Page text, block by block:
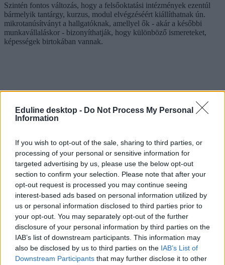
Eduline desktop - Do Not Process My Personal
Information
If you wish to opt-out of the sale, sharing to third parties, or
processing of your personal or sensitive information for
targeted advertising by us, please use the below opt-out
section to confirm your selection. Please note that after your
opt-out request is processed you may continue seeing
interest-based ads based on personal information utilized by
us or personal information disclosed to third parties prior to
your opt-out. You may separately opt-out of the further
disclosure of your personal information by third parties on the
IAB’s list of downstream participants. This information may
also be disclosed by us to third parties on the IAB’s List of
Downstream Participants that may further disclose it to other
Szintén fontos változás, hogy a felsőoktatási intézmények ezentúl
bármelyik tantárgy, kurzus, modul elvégzéséért kiállíthatnak ún.
mikrotanúsítványt a hallgatóknak, amellyel ők - akár a későbbi
munkavállaláskor - bizonyíthatják, hogy különböző ismereteket,
képességek birtokában vannak.